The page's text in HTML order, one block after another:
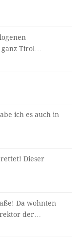
Tirol…
ich es auch in
Dieser
Da wohnten
der…